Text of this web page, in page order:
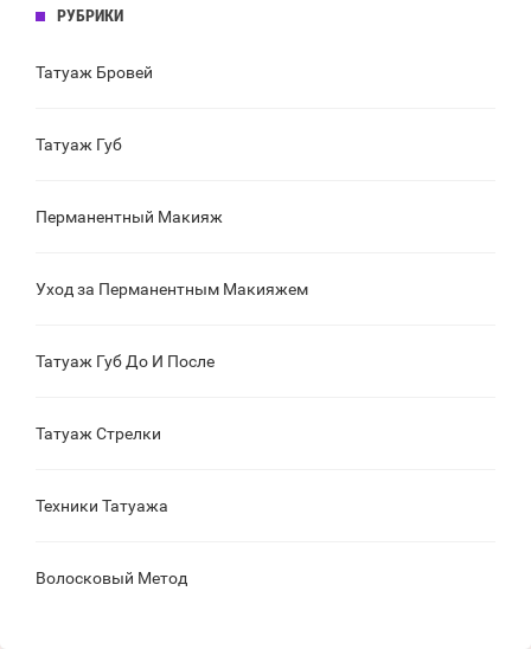
РУБРИКИ
Татуаж Бровей
Татуаж Губ
Перманентный Макияж
Уход за Перманентным Макияжем
Татуаж Губ До И После
Татуаж Стрелки
Техники Татуажа
Волосковый Метод